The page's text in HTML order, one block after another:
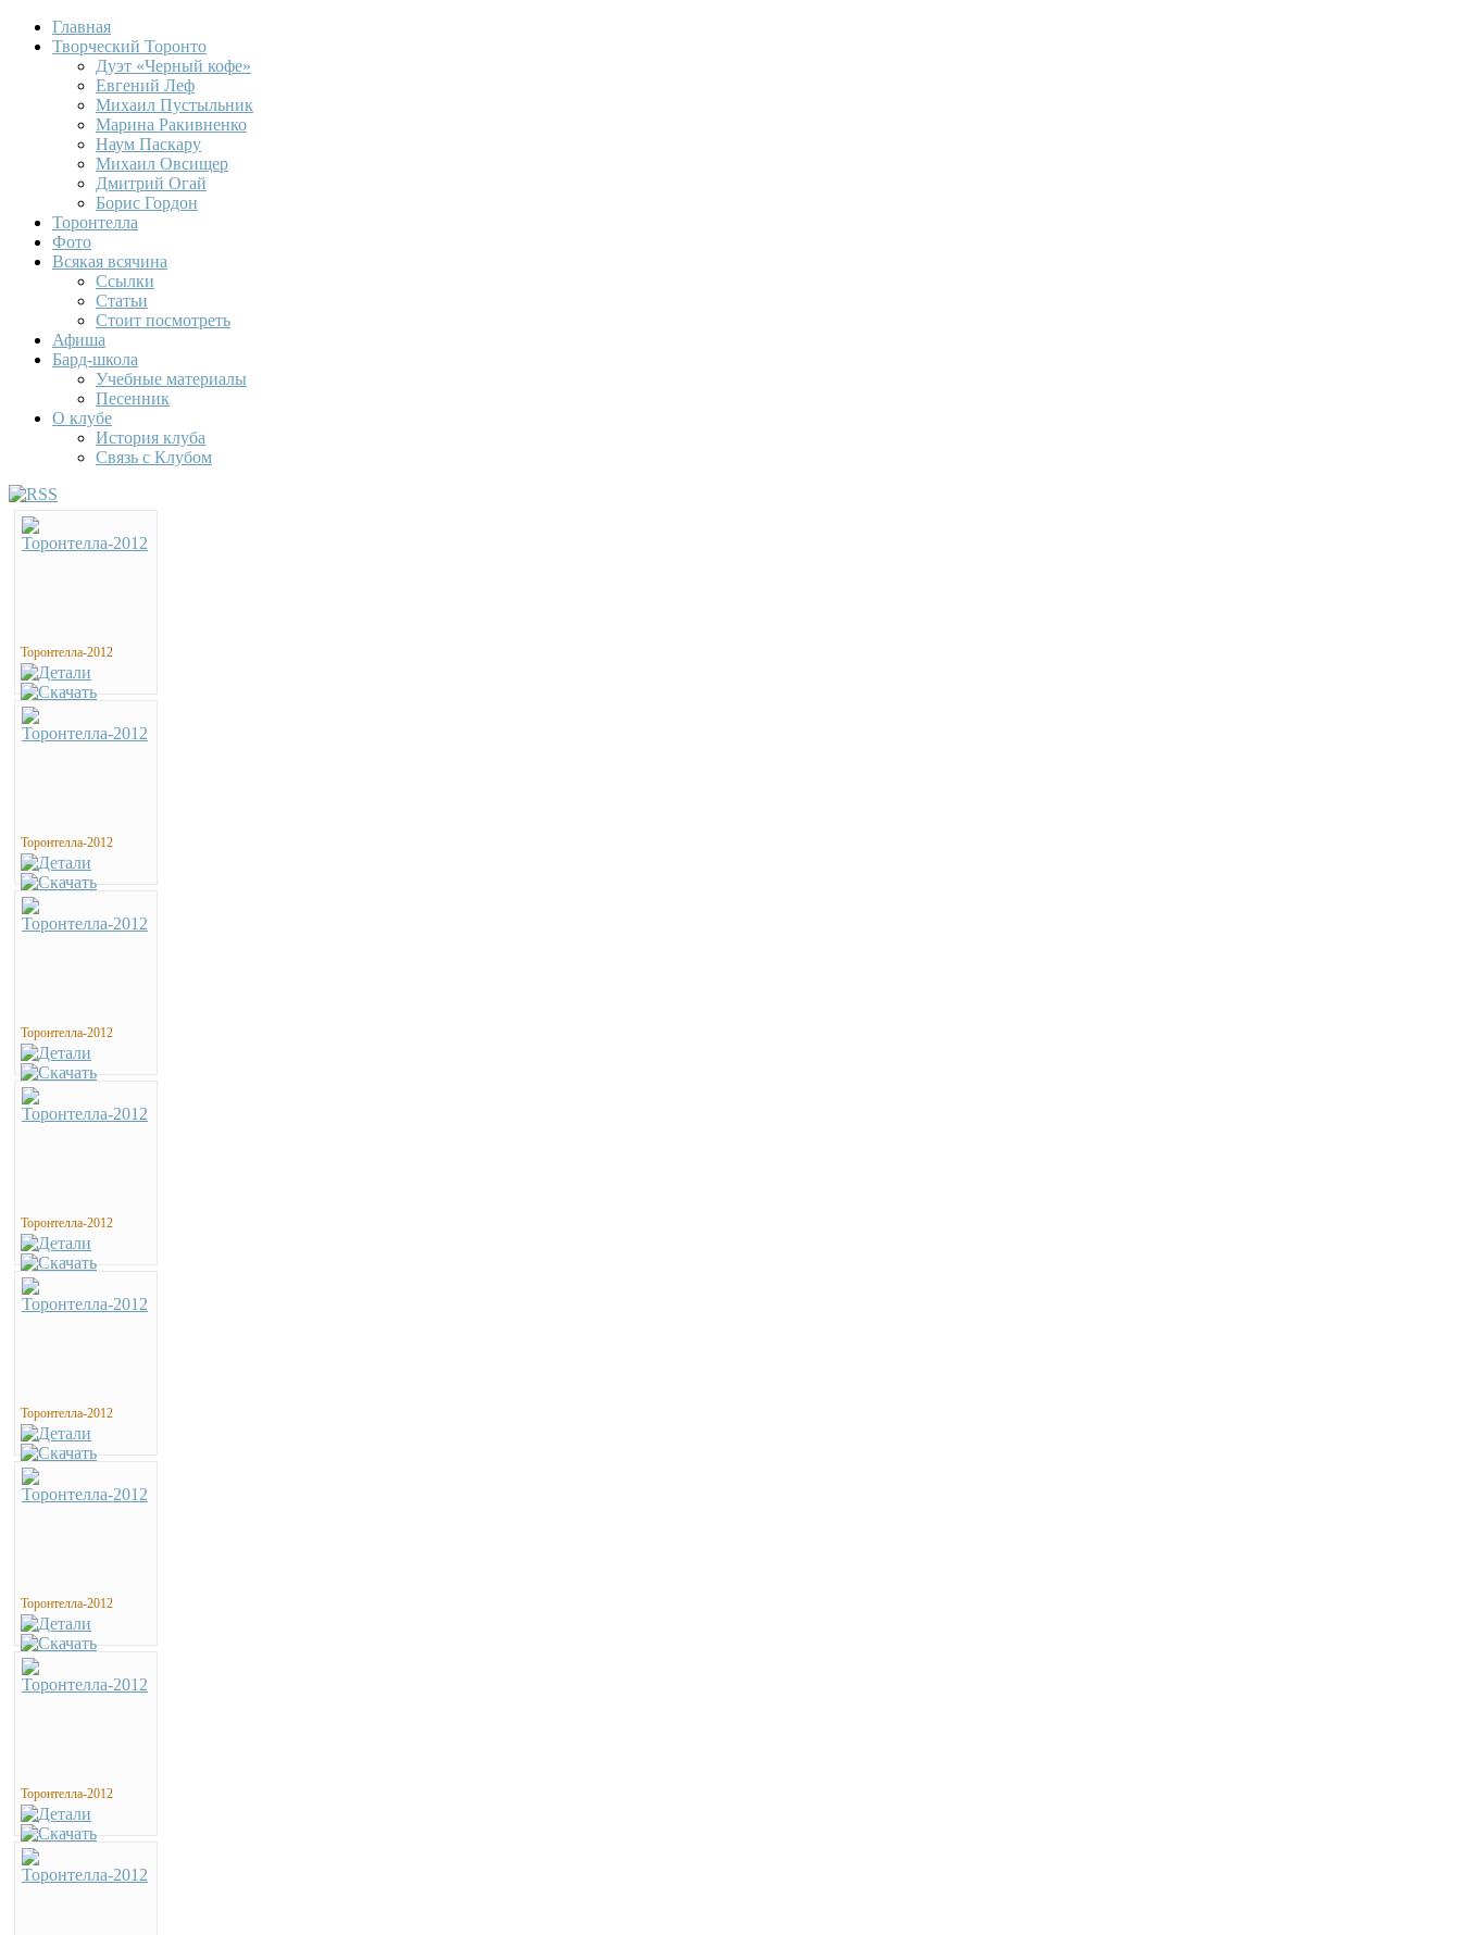
Главная
Творческий Торонто
Дуэт «Черный кофе»
Евгений Леф
Михаил Пустыльник
Марина Ракивненко
Наум Паскару
Михаил Овсищер
Дмитрий Огай
Борис Гордон
Торонтелла
Фото
Всякая всячина
Ссылки
Статьи
Стоит посмотреть
Афиша
Бард-школа
Учебные материалы
Песенник
О клубе
История клуба
Связь с Клубом
Торонтелла-2012
Торонтелла-2012
Торонтелла-2012
Торонтелла-2012
Торонтелла-2012
Торонтелла-2012
Торонтелла-2012